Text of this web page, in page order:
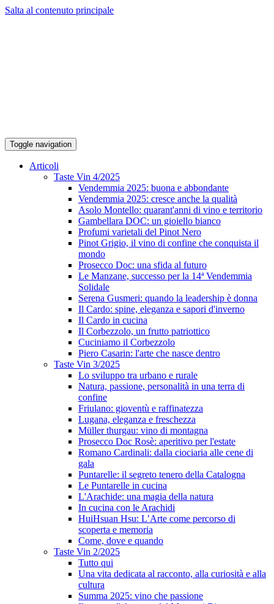
Salta al contenuto principale
Toggle navigation
Articoli
Taste Vin 4/2025
Vendemmia 2025: buona e abbondante
Vendemmia 2025: cresce anche la qualità
Asolo Montello: quarant'anni di vino e territorio
Gambellara DOC: un gioiello bianco
Profumi varietali del Pinot Nero
Pinot Grigio, il vino di confine che conquista il
mondo
Prosecco Doc: una sfida al futuro
Le Manzane, successo per la 14ª Vendemmia
Solidale
Serena Gusmeri: quando la leadership è donna
Il Cardo: spine, eleganza e sapori d'inverno
Il Cardo in cucina
Il Corbezzolo, un frutto patriottico
Cuciniamo il Corbezzolo
Piero Casarin: l'arte che nasce dentro
Taste Vin 3/2025
Lo sviluppo tra urbano e rurale
Natura, passione, personalità in una terra di
confine
Friulano: gioventù e raffinatezza
Lugana, eleganza e freschezza
Müller thurgau: vino di montagna
Prosecco Doc Rosè: aperitivo per l'estate
Romano Cardinali: dalla ciociaria alle cene di
gala
Puntarelle: il segreto tenero della Catalogna
Le Puntarelle in cucina
L'Arachide: una magia della natura
In cucina con le Arachidi
HuiHsuan Hsu: L’Arte come percorso di
scoperta e memoria
Come, dove e quando
Taste Vin 2/2025
Tutto qui
Una vita dedicata al racconto, alla curiosità e alla
cultura
Summa 2025: vino che passione